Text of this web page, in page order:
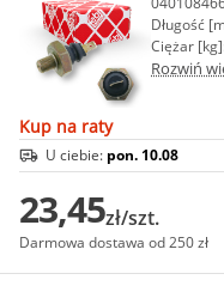
Długość
Ciężar
Rozwiń
Kup na raty
U ciebie: pon. 10.08
23,45zł/szt.
Darmowa dostawa od 250 zł